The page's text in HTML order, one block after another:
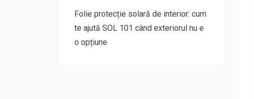
Folie protecție solară de interior: cum
te ajută SOL 101 când exteriorul nu e
o opțiune